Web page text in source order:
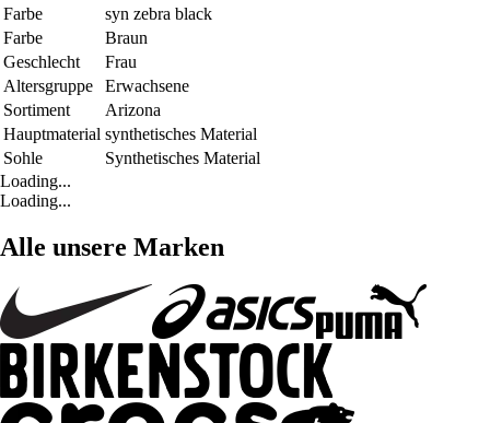
Farbe
syn zebra black
Farbe
Braun
Geschlecht
Frau
Altersgruppe
Erwachsene
Sortiment
Arizona
Hauptmaterial synthetisches Material
Sohle
Synthetisches Material
Loading...
Loading...
Alle unsere Marken